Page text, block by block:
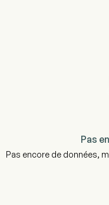
Pas
Pas encore de données,